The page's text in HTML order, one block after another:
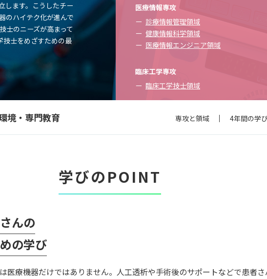
します。こうしたチー
のハイテク化が進んで
士のニーズが高まって
技士をめざすための最
医療情報専攻
診療情報管理領域
健康情報科学領域
医療情報エンジニア領域
臨床工学専攻
臨床工学技士領域
境・専門教育 専攻と領域 4年間の学
学びのPOINT
んの
の学び
医療機器だけではありません。人工透析や手術後のサポートなどで患者